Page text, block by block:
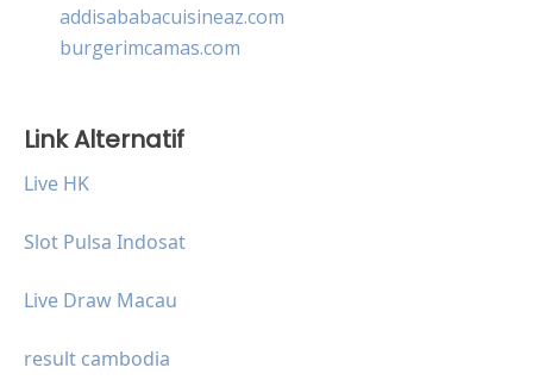
addisababacuisineaz.com
burgerimcamas.com
Link Alternatif
Live HK
Slot Pulsa Indosat
Live Draw Macau
result cambodia